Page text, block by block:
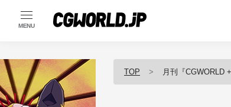
MENU
TOP 月刊『CGWORLD